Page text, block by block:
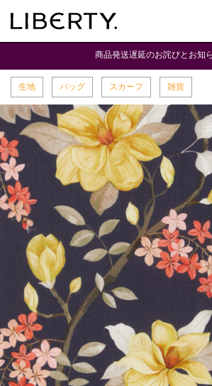
商品発送遅延のお詫びとお知
生地 バッグ スカーフ 雑貨